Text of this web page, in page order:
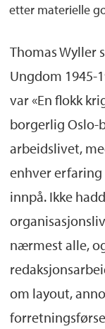
etter materielle
Thomas Wyller
Ungdom 1945-
var «En flokk
borgerlig Oslo-
arbeidslivet,
enhver
innpå. Ikke
nærmest alle,
om layout,